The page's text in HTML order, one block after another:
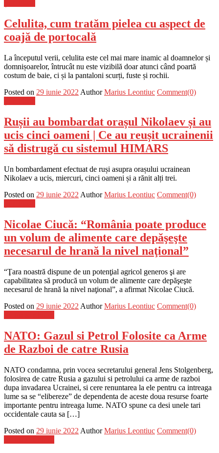
Celulita, cum tratăm pielea cu aspect de
coajă de portocală
La începutul verii, celulita este cel mai mare inamic al doamnelor și
domnișoarelor, întrucât nu este vizibilă doar atunci când poartă
costum de baie, ci și la pantaloni scurți, fuste și rochii.
Posted on 29 iunie 2022 Author Marius Leontiuc Comment(0)
Rușii au bombardat orașul Nikolaev și au
ucis cinci oameni | Ce au reușit ucrainenii
să distrugă cu sistemul HIMARS
Un bombardament efectuat de ruși asupra orașului ucrainean
Nikolaev a ucis, miercuri, cinci oameni și a rănit alți trei.
Posted on 29 iunie 2022 Author Marius Leontiuc Comment(0)
Nicolae Ciucă: “România poate produce
un volum de alimente care depăşeşte
necesarul de hrană la nivel naţional”
“Ţara noastră dispune de un potenţial agricol generos şi are
capabilitatea să producă un volum de alimente care depăşeşte
necesarul de hrană la nivel naţional”, a afirmat Nicolae Ciucă.
Posted on 29 iunie 2022 Author Marius Leontiuc Comment(0)
NATO: Gazul si Petrol Folosite ca Arme
de Razboi de catre Rusia
NATO condamna, prin vocea secretarului general Jens Stolgenberg,
folosirea de catre Rusia a gazului si petrolului ca arme de razboi
dupa invadarea Ucrainei, si cere renuntarea la ele pentru ca intreaga
lume sa se “elibereze” de dependenta de aceste doua resurse foarte
importante pentru intreaga lume. NATO spune ca desi unele tari
occidentale cauta sa […]
Posted on 29 iunie 2022 Author Marius Leontiuc Comment(0)